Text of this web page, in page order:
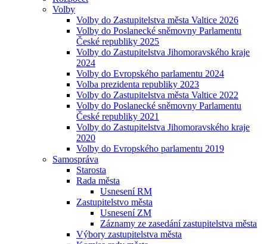
Volby
Volby do Zastupitelstva města Valtice 2026
Volby do Poslanecké sněmovny Parlamentu
České republiky 2025
Volby do Zastupitelstva Jihomoravského kraje
2024
Volby do Evropského parlamentu 2024
Volba prezidenta republiky 2023
Volby do Zastupitelstva města Valtice 2022
Volby do Poslanecké sněmovny Parlamentu
České republiky 2021
Volby do Zastupitelstva Jihomoravského kraje
2020
Volby do Evropského parlamentu 2019
Samospráva
Starosta
Rada města
Usnesení RM
Zastupitelstvo města
Usnesení ZM
Záznamy ze zasedání zastupitelstva města
Výbory zastupitelstva města